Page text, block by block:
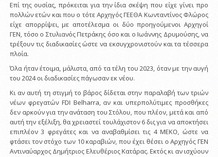
Επί της ουσίας, πρόκειται για την ίδια σκέψη που είχε γίνει προ
πολλών ετών και που ο τότε Αρχηγός ΓΕΕΘΑ Κωνταντίνος Φλώρος
είχε απορρίψει, με αποτέλεσμα οι δύο προηγούμενοι Αρχηγοί
ΓΕΝ, τόσο ο Στυλιανός Πετράκης όσο και ο Ιωάννης Δρυμούσης, να
τρέξουν τις διαδικασίες ώστε να εκσυγχρονιστούν και τα τέσσερα
πλοία.
Όλα ήταν έτοιμα, μάλιστα, από τα τέλη του 2023, όταν με την αυγή
του 2024 οι διαδικασίες πάγωσαν εκ νέου.
Κι αν αυτή τη στιγμή το βάρος δίδεται στην παραλαβή των τριών
νέων φρεγατών FDI Belharra, αν και υπερπολύτιμες προσθήκες
δεν αρκούν για την ανάταση του Στόλου, που πλέον, μετά και από
αυτή την εξέλιξη, θα χρειαστεί τουλάχιστον 6 δις για να αποκτήσει
επιπλέον 3 φρεγάτες και να αναβαθμίσει τις 4 ΜΕΚΟ, ώστε να
φτάσει τον στόχο των 10 καραβιών, που έχει θέσει ο Αρχηγός ΓΕΝ
Αντιναύαρχος Δημήτριος Ελευθέριος Κατάρας. Εκτός κι αν ισχύουν